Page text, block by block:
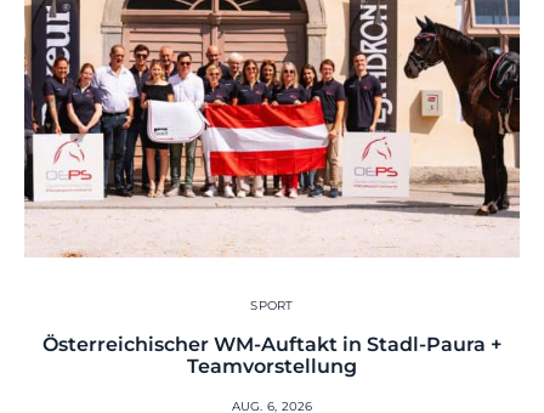
SPORT
Österreichischer WM-Auftakt in Stadl-Paura +
Teamvorstellung
AUG. 6, 2026